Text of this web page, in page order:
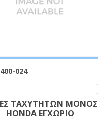
024
ΤΑΧΥΤΗΤΩΝ ΜΟΝΟΣ
ΗΟΝDΑ ΕΓΧΩΡΙΟ